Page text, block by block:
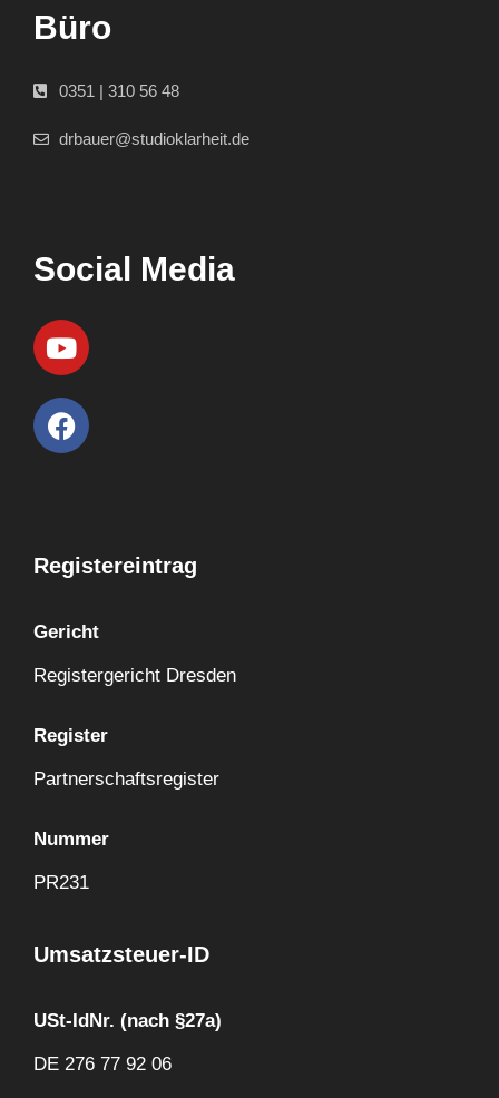
Büro
0351 | 310 56 48​
drbauer@studioklarheit.de
Social Media
Registereintrag
Gericht
Registergericht Dresden
Register
Partnerschaftsregister
Nummer
PR231
Umsatzsteuer-ID
USt-IdNr. (nach §27a)
DE 276 77 92 06